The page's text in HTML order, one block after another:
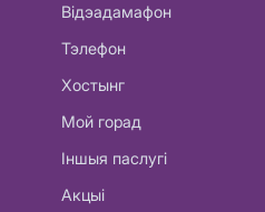
Відэадамафон
Тэлефон
Хостынг
Мой горад
Іншыя паслугі
Акцыі